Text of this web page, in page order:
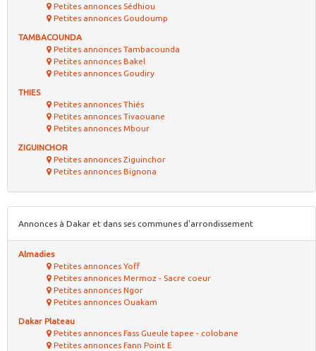
Petites annonces Sédhiou
Petites annonces Goudoump
TAMBACOUNDA
Petites annonces Tambacounda
Petites annonces Bakel
Petites annonces Goudiry
THIES
Petites annonces Thiés
Petites annonces Tivaouane
Petites annonces Mbour
ZIGUINCHOR
Petites annonces Ziguinchor
Petites annonces Bignona
Annonces à Dakar et dans ses communes d'arrondissement
Almadies
Petites annonces Yoff
Petites annonces Mermoz - Sacre coeur
Petites annonces Ngor
Petites annonces Ouakam
Dakar Plateau
Petites annonces Fass Gueule tapee - colobane
Petites annonces Fann Point E